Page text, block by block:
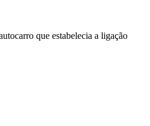
que estabelecia a ligação